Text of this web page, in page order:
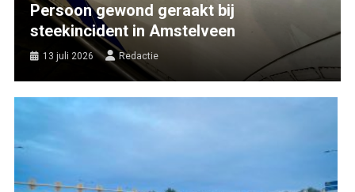
Persoon gewond geraakt bij
steekincident in Amstelveen
13 juli 2026 Redactie